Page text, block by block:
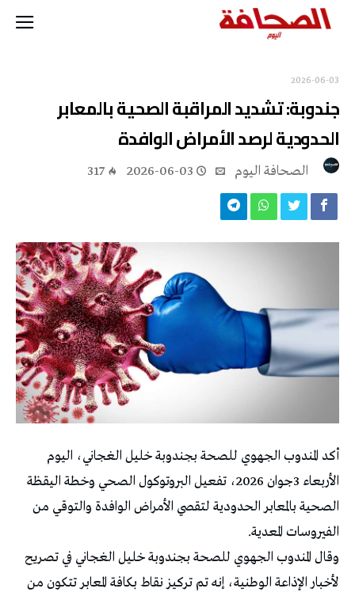
2026-06-03
جندوبة: تشديد المراقبة الصحية بالمعابر
الحدودية لرصد الأمراض الوافدة
2026-06-03
317
أكد المندوب الجهوي للصحة بجندوبة خليل الغجاني، اليوم
الأربعاء 3جوان 2026، تفعيل البروتوكول الصحي وخطة اليقظة
الصحية بالمعابر الحدودية لتقصي الأمراض الوافدة والتوقي من
الفيروسات المعدية.
وقال المندوب الجهوي للصحة بجندوبة خليل الغجاني في تصريح
لأخبار الإذاعة الوطنية، إنه تم تركيز نقاط بكافة المعابر تتكون من